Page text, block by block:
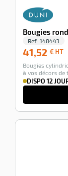
Bougies
Ref: 148443
41,52 € HT
Bougies
à vos décors de
DISPO 12